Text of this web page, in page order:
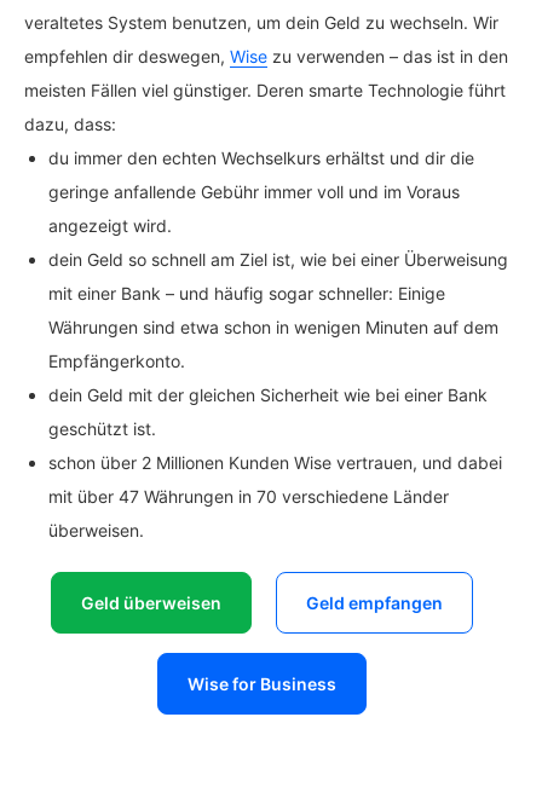
veraltetes System benutzen, um dein Geld zu wechseln. Wir
empfehlen dir deswegen, Wise zu verwenden – das ist in den
meisten Fällen viel günstiger. Deren smarte Technologie führt
dazu, dass:
du immer den echten Wechselkurs erhältst und dir die
geringe anfallende Gebühr immer voll und im Voraus
angezeigt wird.
dein Geld so schnell am Ziel ist, wie bei einer Überweisung
mit einer Bank – und häufig sogar schneller: Einige
Währungen sind etwa schon in wenigen Minuten auf dem
Empfängerkonto.
dein Geld mit der gleichen Sicherheit wie bei einer Bank
geschützt ist.
schon über 2 Millionen Kunden Wise vertrauen, und dabei
mit über 47 Währungen in 70 verschiedene Länder
überweisen.
Geld überweisen Geld empfangen
Wise for Business